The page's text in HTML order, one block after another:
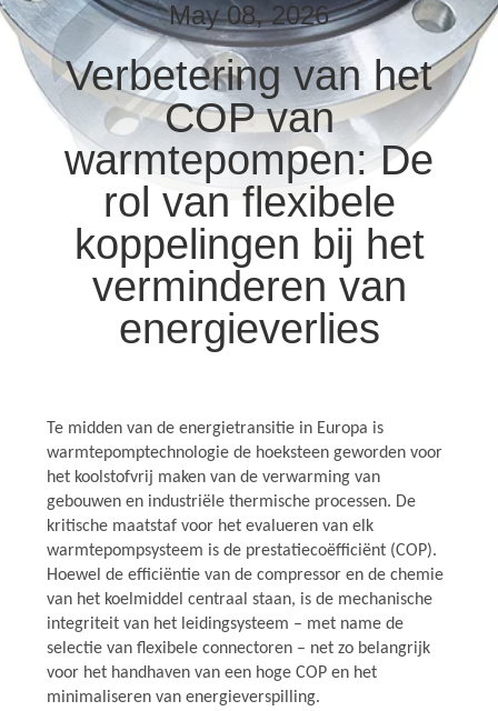
KWALITEITSCONTROLE
CONTACTEER
ONS
NIEUWS
VERZOEK
OM EEN
SITEMAP
PRIVACYBELEID
May 08, 2026
Verbetering van het
COP van
warmtepompen: De
rol van flexibele
koppelingen bij het
verminderen van
energieverlies
Te midden van de energietransitie in Europa is
warmtepomptechnologie de hoeksteen geworden voor
het koolstofvrij maken van de verwarming van
gebouwen en industriële thermische processen. De
kritische maatstaf voor het evalueren van elk
warmtepompsysteem is de prestatiecoëfficiënt (COP).
Hoewel de efficiëntie van de compressor en de chemie
van het koelmiddel centraal staan, is de mechanische
integriteit van het leidingsysteem – met name de
selectie van flexibele connectoren – net zo belangrijk
voor het handhaven van een hoge COP en het
minimaliseren van energieverspilling.